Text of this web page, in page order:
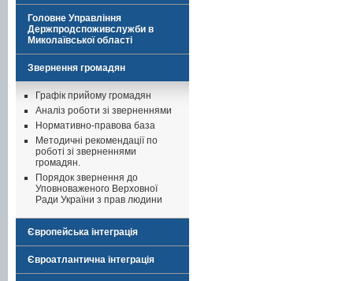
Головне Управління
Держпродспоживслужби в
Миколаївської області
Звернення громадян
Графік прийому громадян
Аналіз роботи зі зверненнями
Нормативно-правова база
Методичні рекомендації по
роботі зі зверненнями
громадян.
Порядок звернення до
Уповноваженого Верховної
Ради України з прав людини
Європейська інтеграція
Євроатлантична інтеграція